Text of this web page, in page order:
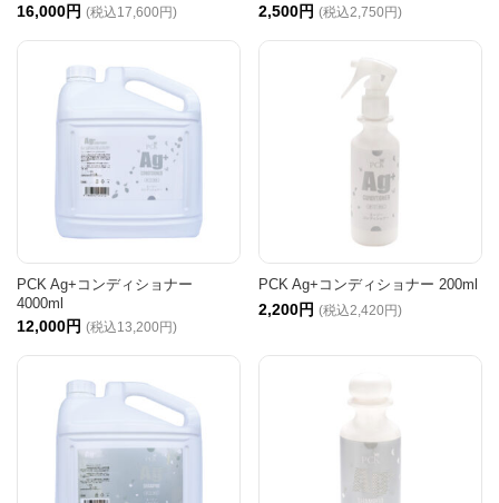
16,000円 (税込17,600円) 2,500円 (税込2,750円)
PCK Ag+コンディショナー
4000ml
12,000円 (税込13,200円)
PCK Ag+コンディショナー 200ml
2,200円 (税込2,420円)